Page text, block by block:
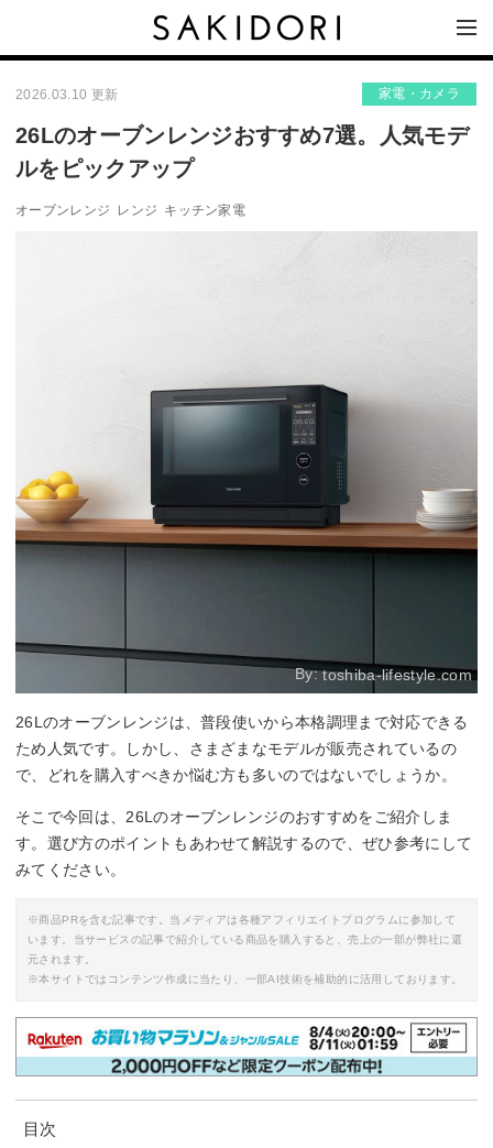
2026.03.10 更新 家電・カメラ
26Lのオーブンレンジおすすめ7選。人気モデ
ルをピックアップ
オーブンレンジ レンジ キッチン家電
By:toshiba-lifestyle.com
26Lのオーブンレンジは、普段使いから本格調理まで対応できる
ため人気です。しかし、さまざまなモデルが販売されているの
で、どれを購入すべきか悩む方も多いのではないでしょうか。
そこで今回は、26Lのオーブンレンジのおすすめをご紹介しま
す。選び方のポイントもあわせて解説するので、ぜひ参考にして
みてください。
※商品PRを含む記事です。当メディアは各種アフィリエイトプログラムに参加して
います。当サービスの記事で紹介している商品を購入すると、売上の一部が弊社に還
元されます。
※本サイトではコンテンツ作成に当たり、一部AI技術を補助的に活用しております。
目次